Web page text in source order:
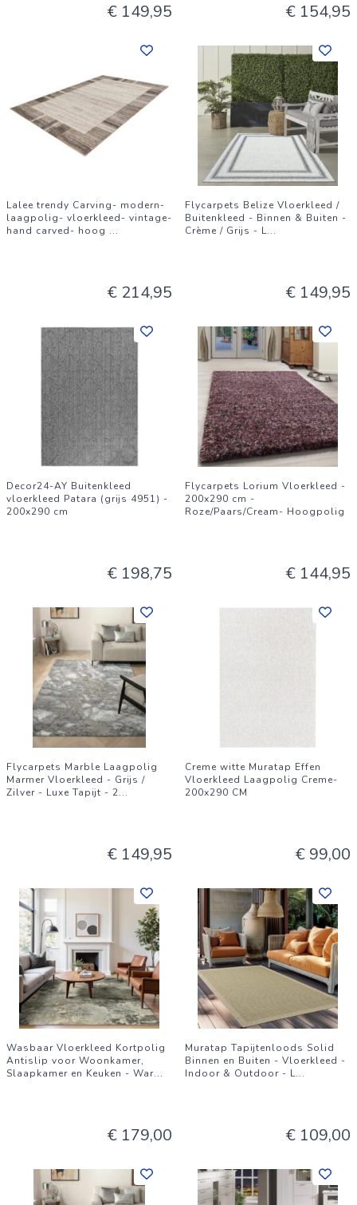
€ 149,95 € 154,95
Lalee trendy Carving- modern-
laagpolig- vloerkleed- vintage-
hand carved- hoog ...
€ 214,95
Flycarpets Belize Vloerkleed /
Buitenkleed - Binnen & Buiten -
Crème / Grijs - L...
€ 149,95
Decor24-AY Buitenkleed
vloerkleed Patara (grijs 4951) -
200x290 cm
€ 198,75
Flycarpets Lorium Vloerkleed -
200x290 cm -
Roze/Paars/Cream- Hoogpolig
€ 144,95
Flycarpets Marble Laagpolig
Marmer Vloerkleed - Grijs /
Zilver - Luxe Tapijt - 2...
€ 149,95
Creme witte Muratap Effen
Vloerkleed Laagpolig Creme-
200x290 CM
€ 99,00
Wasbaar Vloerkleed Kortpolig
Antislip voor Woonkamer,
Slaapkamer en Keuken - War...
€ 179,00
Muratap Tapijtenloods Solid
Binnen en Buiten - Vloerkleed -
Indoor & Outdoor - L...
€ 109,00